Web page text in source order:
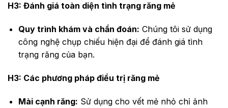
H3: Đánh giá toàn diện tình trạng răng mẻ
Quy trình khám và chẩn đoán: Chúng tôi sử dụng
công nghệ chụp chiếu hiện đại để đánh giá tình
trạng răng của bạn.
H3: Các phương pháp điều trị răng mẻ
Mài cạnh răng: Sử dụng cho vết mẻ nhỏ chỉ ảnh